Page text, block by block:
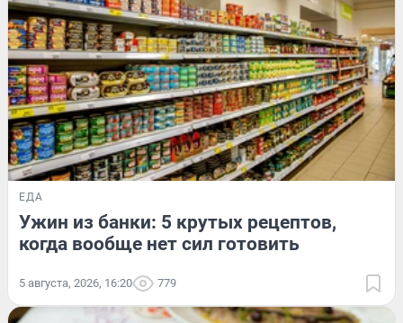
ЕДА
Ужин из банки: 5 крутых рецептов,
когда вообще нет сил готовить
5 августа, 2026, 16:20 779